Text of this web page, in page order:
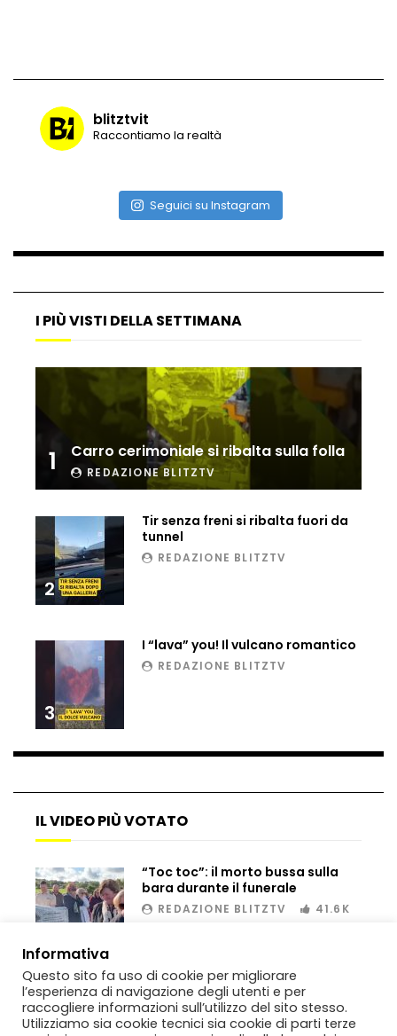
blitztvit
Raccontiamo la realtà
Seguici su Instagram
I PIÙ VISTI DELLA SETTIMANA
1 Carro cerimoniale si ribalta sulla folla
REDAZIONE BLITZTV
2
Tir senza freni si ribalta fuori da
tunnel
REDAZIONE BLITZTV
3
I “lava” you! Il vulcano romantico
REDAZIONE BLITZTV
IL VIDEO PIÙ VOTATO
00:02
“Toc toc”: il morto bussa sulla
bara durante il funerale
REDAZIONE BLITZTV 41.6K
Informativa
Questo sito fa uso di cookie per migliorare
l’esperienza di navigazione degli utenti e per
raccogliere informazioni sull’utilizzo del sito stesso.
Utilizziamo sia cookie tecnici sia cookie di parti terze